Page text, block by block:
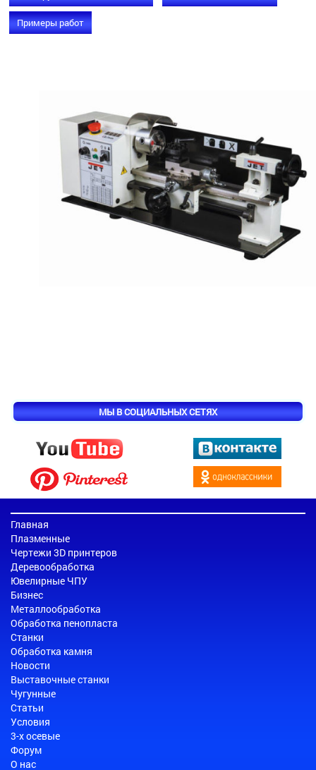
Примеры работ
МЫ В СОЦИАЛЬНЫХ СЕТЯХ
Главная
Плазменные
Чертежи 3D принтеров
Деревообработка
Ювелирные ЧПУ
Бизнес
Металлообработка
Обработка пенопласта
Станки
Обработка камня
Новости
Выставочные станки
Чугунные
Статьи
Условия
3-х осевые
Форум
О нас